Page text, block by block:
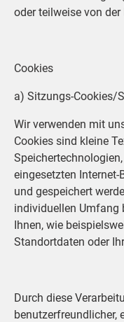
oder teilweise von
Cookies
a) Sitzungs-Cookies/
Wir verwenden mit
Cookies sind kleine
eingesetzten
und gespeichert
individuellen Umfang
Ihnen, wie
Standortdaten oder
Durch diese
benutzerfreundlicher,